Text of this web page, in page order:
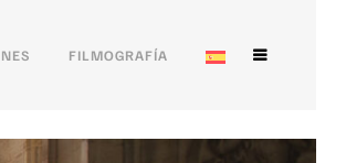
FILMOGRAFÍA